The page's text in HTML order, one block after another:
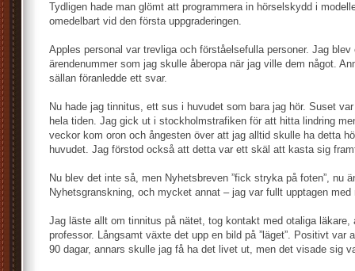
Tydligen hade man glömt att programmera in hörselskydd i
omedelbart vid den första uppgraderingen.
Apples personal var trevliga och förståelsefulla personer. Jag
ärendenummer som jag skulle åberopa när jag ville dem något.
sällan föranledde ett svar.
Nu hade jag tinnitus, ett sus i huvudet som bara jag hör. Suset
hela tiden. Jag gick ut i stockholmstrafiken för att hitta lindring
veckor kom oron och ångesten över att jag alltid skulle ha detta
huvudet. Jag förstod också att detta var ett skäl att kasta sig
Nu blev det inte så, men Nyhetsbreven ”fick stryka på foten”, nu
Nyhetsgranskning, och mycket annat – jag var fullt upptagen med
Jag läste allt om tinnitus på nätet, tog kontakt med otaliga läkare,
professor. Långsamt växte det upp en bild på ”läget”. Positivt var
90 dagar, annars skulle jag få ha det livet ut, men det visade sig